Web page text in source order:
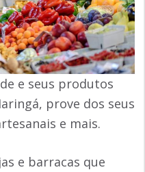
e seus produtos
prove dos seus
e mais.
e barracas que